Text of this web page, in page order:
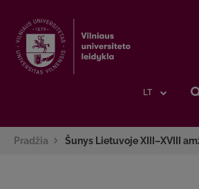
LT
Pradžia Šunys Lietuvoje XIII–XVIII